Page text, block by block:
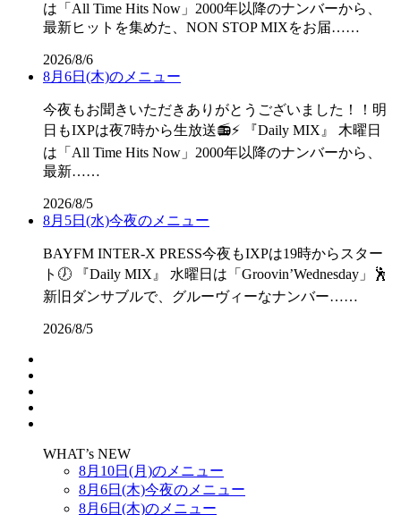
は「All Time Hits Now」2000年以降のナンバーから、
最新ヒットを集めた、NON STOP MIXをお届……
2026/8/6
8月6日(木)のメニュー
今夜もお聞きいただきありがとうございました！！明
日もIXPは夜7時から生放送📻⚡ 『Daily MIX』 木曜日
は「All Time Hits Now」2000年以降のナンバーから、
最新……
2026/8/5
8月5日(水)今夜のメニュー
BAYFM INTER-X PRESS今夜もIXPは19時からスター
ト🕖 『Daily MIX』 水曜日は「Groovin’Wednesday」🕺
新旧ダンサブルで、グルーヴィーなナンバー……
2026/8/5
WHAT’s NEW
8月10日(月)のメニュー
8月6日(木)今夜のメニュー
8月6日(木)のメニュー